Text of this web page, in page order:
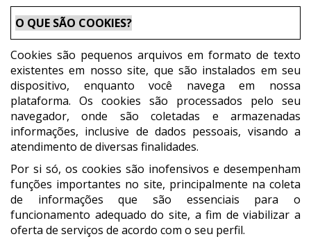
O QUE SÃO COOKIES?
Cookies são pequenos arquivos em formato de texto
existentes em nosso site, que são instalados em seu
dispositivo, enquanto você navega em nossa
plataforma. Os cookies são processados pelo seu
navegador, onde são coletadas e armazenadas
informações, inclusive de dados pessoais, visando a
atendimento de diversas finalidades.
Por si só, os cookies são inofensivos e desempenham
funções importantes no site, principalmente na coleta
de informações que são essenciais para o
funcionamento adequado do site, a fim de viabilizar a
oferta de serviços de acordo com o seu perfil.